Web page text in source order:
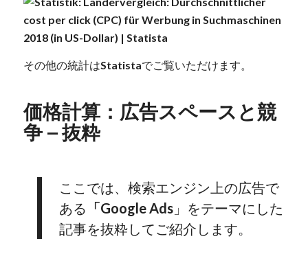
その他の統計はStatistaでご覧いただけます。
価格計算：広告スペースと競
争 – 抜粋
ここでは、検索エンジン上の広告で
ある 「Google Ads」をテーマにした
記事を抜粋してご紹介します。